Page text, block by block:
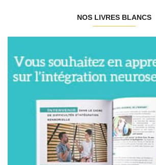
NOS LIVRES BLANCS